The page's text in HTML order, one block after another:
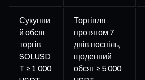
Сукупни
й обсяг
торгів
SOLUSD
T ≥ 1 000
Торгівля
протягом 7
днів поспіль,
щоденний
обсяг ≥ 5 000